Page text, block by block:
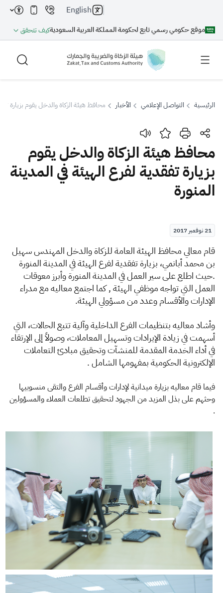
موقع حكومي رسمي تابع لحكومة المملكة العربية السعوديةكيف تتحقق
English
بحث
بحث بحث AI
اقتراحات
الزكاة
الإقرار الضريبي
الرئيسية التواصل الإعلامي الأخبار محافظ هيئة الزكاة والدخل يقوم بزيارة
محافظ هيئة الزكاة والدخل يقوم
بزيارة تفقدية لفرع الهيئة في المدينة
المنورة
21 نوفمبر 2017
قام معالي محافظ الهيئة العامة للزكاة والدخل المهندس سهيل
بن محمد أبانمي، بزيارة تفقدية لفرع الهيئة في المدينة المنورة
.حيث اطلع على سير العمل في المدينة المنورة وأبرز معوقات
العمل التي تواجه موظفي الهيئة , كما اجتمع معاليه مع مدراء
الإدارات والأقسام وعدد من مسؤولي الهيئة.
وأشاد معاليه بتنظيمات الفرع الداخلية وآلية تتبع الحالات، التي
أسهمت في زيادة الإيرادات وتسهيل المعاملات، وصولاً إلى الإرتقاء
في أداء الخدمة المقدمة للمنشآت وتحقيق مبادئ التعاملات
الإلكترونية الحكومية بمفهومها الشامل .
فيما قام معاليه بزيارة ميدانية لإدارات وأقسام الفرع والتقى منسوبيها
وحثهم على بذل المزيد من الجهود لتحقيق تطلعات العملاء والمسؤولين
.